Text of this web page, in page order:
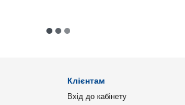
Клієнтам
Вхід до кабінету